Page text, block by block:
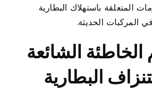
المتعلقة باستهلاك البطارية
المركبات الحديثة.
الخاطئة الشائعة
البطارية